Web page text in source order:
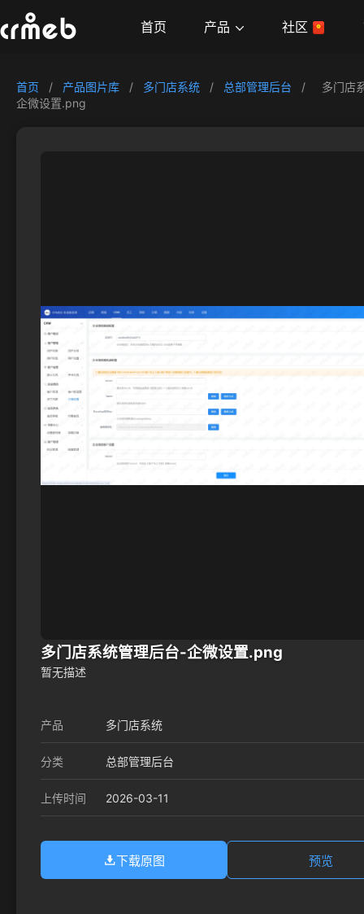
首页 产品 社区
首页 / 产品图片库 / 多门店系统 / 总部管理后台 /
多门店
企微设置.png
多门店系统管理后台-企微设置.png
暂无描述
产品 多门店系统
分类 总部管理后台
上传时间 2026-03-11
下载原图 预览